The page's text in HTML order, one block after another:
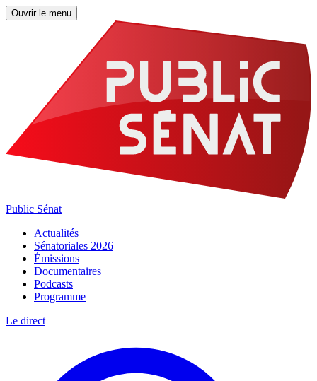
Ouvrir le menu
Public Sénat
Actualités
Sénatoriales 2026
Émissions
Documentaires
Podcasts
Programme
Le direct